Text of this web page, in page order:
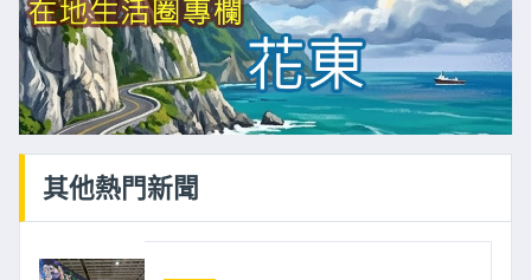
其他熱門新聞